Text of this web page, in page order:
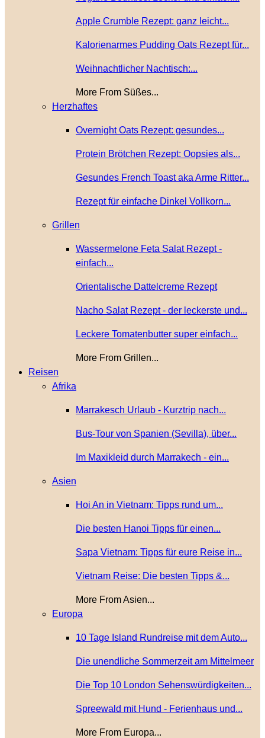
Apple Crumble Rezept: ganz leicht...
Kalorienarmes Pudding Oats Rezept für...
Weihnachtlicher Nachtisch:...
More From Süßes...
Herzhaftes
Overnight Oats Rezept: gesundes...
Protein Brötchen Rezept: Oopsies als...
Gesundes French Toast aka Arme Ritter...
Rezept für einfache Dinkel Vollkorn...
Grillen
Wassermelone Feta Salat Rezept -
einfach...
Orientalische Dattelcreme Rezept
Nacho Salat Rezept - der leckerste und...
Leckere Tomatenbutter super einfach...
More From Grillen...
Reisen
Afrika
Marrakesch Urlaub - Kurztrip nach...
Bus-Tour von Spanien (Sevilla), über...
Im Maxikleid durch Marrakech - ein...
Asien
Hoi An in Vietnam: Tipps rund um...
Die besten Hanoi Tipps für einen...
Sapa Vietnam: Tipps für eure Reise in...
Vietnam Reise: Die besten Tipps &...
More From Asien...
Europa
10 Tage Island Rundreise mit dem Auto...
Die unendliche Sommerzeit am Mittelmeer
Die Top 10 London Sehenswürdigkeiten...
Spreewald mit Hund - Ferienhaus und...
More From Europa...